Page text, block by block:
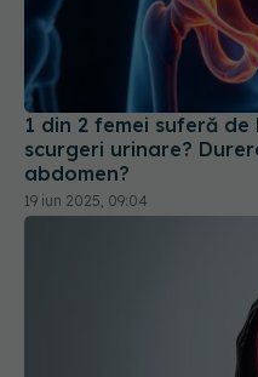
1 din 2 femei suferă de
scurgeri urinare?
abdomen?
19 iun 2025, 09:04